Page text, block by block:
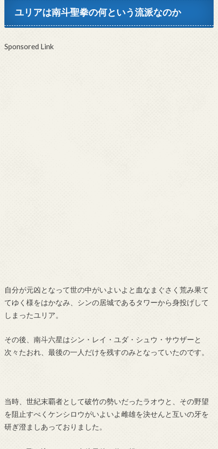
ユリアは南斗聖拳の何という流派なのか
Sponsored Link
自分が元凶となって世の中がいよいよと血なまぐさく荒み果て
てゆく様をはかなみ、シンの居城であるタワーから身投げして
しまったユリア。
その後、南斗六星はシン・レイ・ユダ・シュウ・サウザーと
次々たおれ、最後の一人だけを残すのみとなっていたのです。
当時、世紀末覇者として破竹の勢いだったラオウと、その野望
を阻止すべくケンシロウがいよいよ雌雄を決せんと互いの牙を
研ぎ澄ましあっておりました。